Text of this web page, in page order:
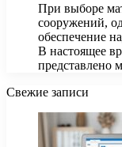
При выборе
сооружений,
обеспечение
В настоящее
представлено
Свежие записи